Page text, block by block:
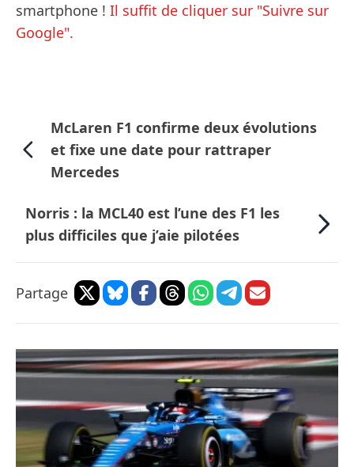
smartphone ! Il suffit de cliquer sur "Suivre sur
Google".
McLaren F1 confirme deux évolutions
et fixe une date pour rattraper
Mercedes
Norris : la MCL40 est l’une des F1 les
plus difficiles que j’aie pilotées
Partage